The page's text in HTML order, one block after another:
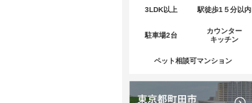
3LDK以上 駅徒歩1５分以内
駐車場2台
カウンター
キッチン
ペット相談可マンション